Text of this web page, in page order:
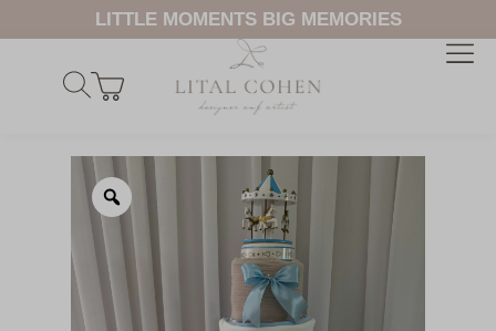
LITTLE MOMENTS BIG MEMORIES